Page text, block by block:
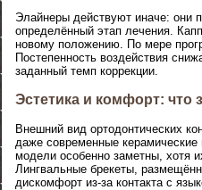
Элайнеры действуют иначе: они
определённый этап лечения.
новому положению. По мере
Постепенность воздействия
заданный темп коррекции.
Эстетика и комфорт: что
Внешний вид ортодонтических
даже современные
модели особенно заметны, хотя
Лингвальные брекеты,
дискомфорт из-за контакта с